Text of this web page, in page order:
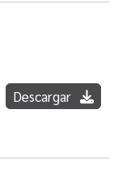
Descargar